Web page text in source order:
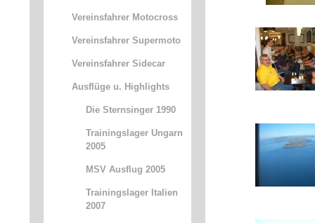
Vereinsfahrer Motocross
Vereinsfahrer Supermoto
Vereinsfahrer Sidecar
Ausflüge u. Highlights
Die Sternsinger 1990
Trainingslager Ungarn
2005
MSV Ausflug 2005
Trainingslager Italien
2007